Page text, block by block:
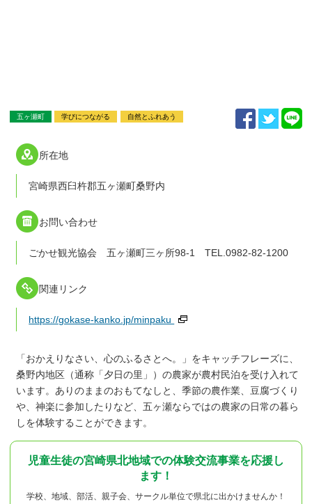
五ヶ瀬町 学びにつながる 自然とふれあう
所在地
宮崎県西臼杵郡五ヶ瀬町桑野内
お問い合わせ
ごかせ観光協会 五ヶ瀬町三ヶ所98-1 TEL.0982-82-1200
関連リンク
https://gokase-kanko.jp/minpaku
「おかえりなさい、心のふるさとへ。」をキャッチフレーズに、
桑野内地区（通称「夕日の里」）の農家が農村民泊を受け入れて
います。ありのままのおもてなしと、季節の農作業、豆腐づくり
や、神楽に参加したりなど、五ヶ瀬ならではの農家の日常の暮ら
しを体験することができます。
児童生徒の宮崎県北地域での体験交流事業を応援し
ます！
学校、地域、部活、親子会、サークル単位で県北に出かけませんか！